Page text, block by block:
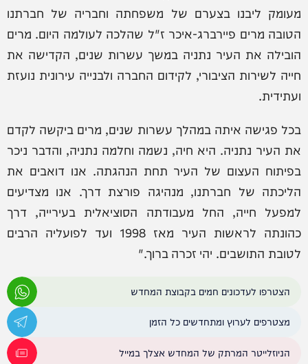
מעומק ליבנו בצערם של משפחתה וחבריה של חברתנו
הטובה מרים פיירברג-איכר ז"ל שהלכה לעולמה היום. מרים
הובילה את העיר נתניה במשך עשרות שנים, הקדישה את
חייה לשירות הציבורי, לקידום החברה ולבנייה עירונית נועזת
ועתידית.
בכל פגישה איתה במהלך עשרות שנים, מרים ביקשה לקדם
את העיר נתניה. היא חיה, נשמה וחלמה נתניה, והדבר ניכר
בפיתוח העצום של העיר תחת הנהגתה. אנו דואבים את
הליכתה של חברתנו, מנהיגה פורצת דרך. אנו מצדיעים
למפעל חייה, החל מעבודתה הסוציאלית בעירייה, דרך
כהונתה לראשות העיר מאז 1998 ועד לפועליה הרבים
לטובת התושבים. יהי זכרה ברוך."
הצטרפו לעדכונים חמים בקבוצת המחדש
מצטרפים לערוץ ומתחדשים כל הזמן
הניוזלייטר המרתק של המחדש אצלך במייל